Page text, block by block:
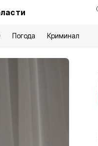
Погода Криминал